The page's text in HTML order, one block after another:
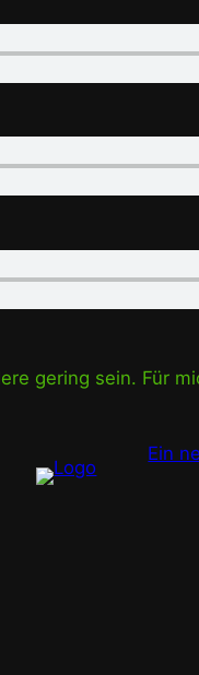
gering sein. Für
Ein